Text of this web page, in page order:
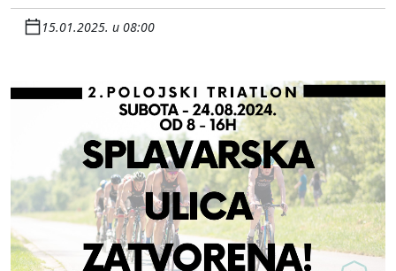
15.01.2025. u 08:00